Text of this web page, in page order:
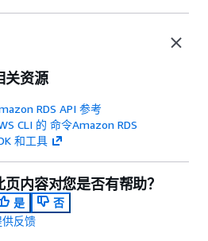
关资源
RDS API 参考
CLI 的 命令Amazon RDS
和工具
页内容对您是否有帮助？
是
否
供反馈